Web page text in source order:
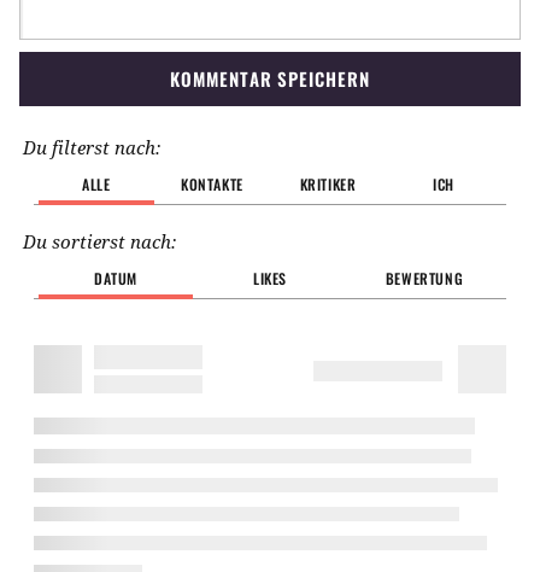
KOMMENTAR SPEICHERN
Du filterst nach:
ALLE KONTAKTE KRITIKER ICH
Du sortierst nach:
DATUM LIKES BEWERTUNG